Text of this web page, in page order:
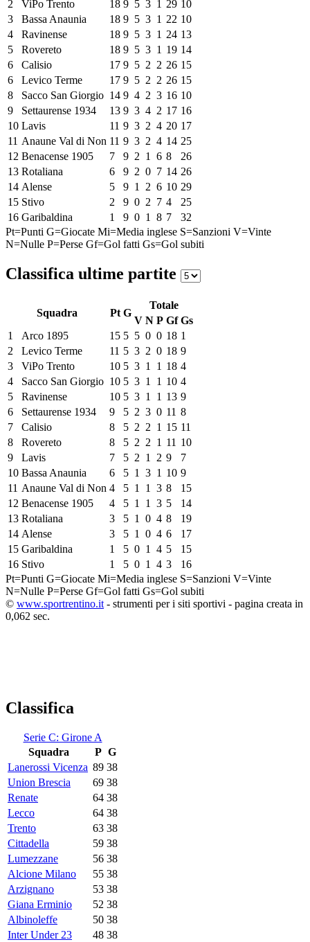
2 ViPo Trento 18 9 5 3 1 29 10
3
Bassa Anaunia 18 9 5 3 1 22 10
4
Ravinense 18 9 5 3 1 24 13
5
Rovereto 18 9 5 3 1 19 14
6
Calisio 17 9 5 2 2 26 15
6
Levico Terme 17 9 5 2 2 26 15
8
Sacco San Giorgio 14 9 4 2 3 16 10
9
Settaurense 1934 13 9 3 4 2 17 16
10 Lavis 11 9 3 2 4 20 17
11 Anaune Val di Non 11 9 3 2 4 14 25
12 Benacense 1905 7 9 2 1 6 8
26
13 Rotaliana 6 9 2 0 7 14 26
14 Alense 5 9 1 2 6 10 29
15 Stivo 2 9 0 2 7 4
25
16 Garibaldina 1 9 0 1 8 7
32
Pt=Punti G=Giocate Mi=Media inglese S=Sanzioni V=Vinte
N=Nulle P=Perse Gf=Gol fatti Gs=Gol subiti
Classifica ultime partite
Squadra Pt G
Totale
V N P Gf Gs
1
Arco 1895 15 5 5 0 0 18 1
2
Levico Terme 11 5 3 2 0 18 9
3
ViPo Trento 10 5 3 1 1 18 4
4
Sacco San Giorgio 10 5 3 1 1 10 4
5
Ravinense 10 5 3 1 1 13 9
6
Settaurense 1934 9 5 2 3 0 11 8
7
Calisio 8 5 2 2 1 15 11
8
Rovereto 8 5 2 2 1 11 10
9
Lavis 7 5 2 1 2 9
7
10 Bassa Anaunia 6 5 1 3 1 10 9
11 Anaune Val di Non 4 5 1 1 3 8
15
12 Benacense 1905 4 5 1 1 3 5
14
13 Rotaliana 3 5 1 0 4 8
19
14 Alense 3 5 1 0 4 6
17
15 Garibaldina 1 5 0 1 4 5
15
16 Stivo 1 5 0 1 4 3
16
Pt=Punti G=Giocate Mi=Media inglese S=Sanzioni V=Vinte
N=Nulle P=Perse Gf=Gol fatti Gs=Gol subiti
© www.sportrentino.it - strumenti per i siti sportivi - pagina creata in
0,062 sec.
Classifica
Serie C: Girone A
Squadra
P G
Lanerossi Vicenza 89 38
Union Brescia
69 38
Renate
64 38
Lecco
64 38
Trento
63 38
Cittadella
59 38
Lumezzane
56 38
Alcione Milano
55 38
Arzignano
53 38
Giana Erminio
52 38
Albinoleffe
50 38
Inter Under 23
48 38